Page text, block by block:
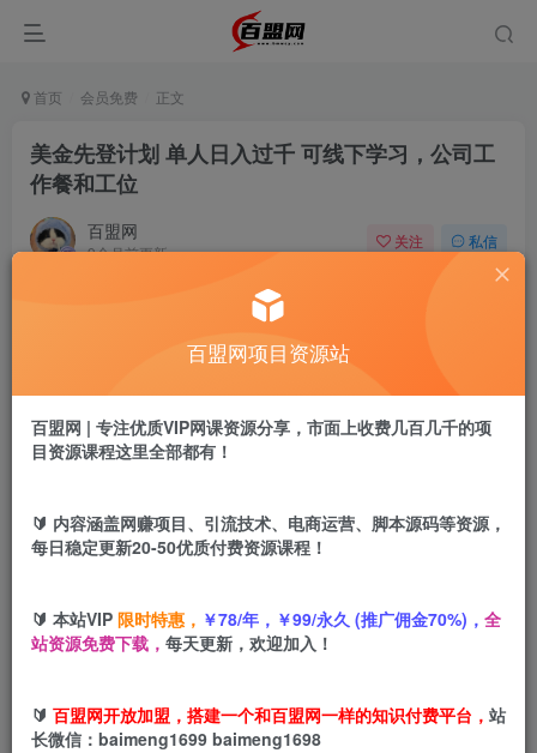
首页 会员免费 正文
美金先登计划 单人日入过千 可线下学习，公司工
作餐和工位
百盟网
9个月前更新
关注 私信
美金先登计划 单人日入过千 可线下学习，公司工作餐和工位
盟币9.9
立即购买
项目介绍：小白日入四位数，来公司学习，学会再
百盟网项目资源站
百盟网 | 专注优质VIP网课资源分享，市面上收费几百几千的项
目资源课程这里全部都有！
🔰 内容涵盖网赚项目、引流技术、电商运营、脚本源码等资源，
每日稳定更新20-50优质付费资源课程！
🔰 本站VIP 限时特惠， ￥78/年，￥99/永久 (推广佣金70%)， 全
站资源免费下载， 每天更新，欢迎加入！
🔰 百盟网开放加盟，搭建一个和百盟网一样的知识付费平台， 站
长微信：baimeng1699 baimeng1698